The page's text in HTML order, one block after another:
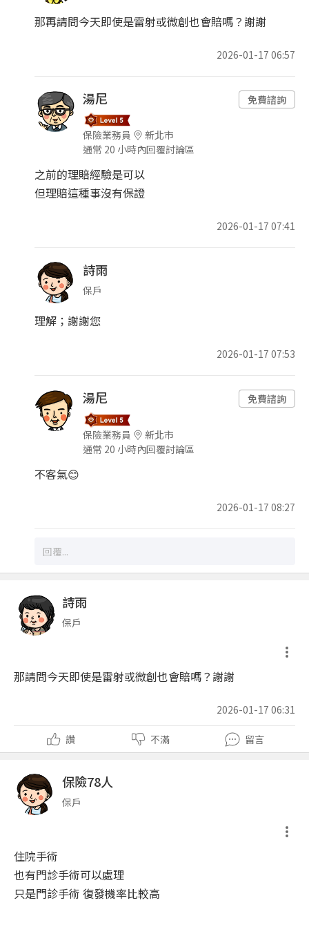
那再請問今天即使是雷射或微創也會賠嗎？謝謝
2026-01-17 06:57
湯尼
保險業務員
新北市
通常 20 小時內回覆討論區
免費諮詢
之前的理賠經驗是可以
但理賠這種事沒有保證
2026-01-17 07:41
詩雨
保戶
理解；謝謝您
2026-01-17 07:53
湯尼
保險業務員
新北市
通常 20 小時內回覆討論區
免費諮詢
不客氣😊
2026-01-17 08:27
詩雨
保戶
那請問今天即使是雷射或微創也會賠嗎？謝謝
2026-01-17 06:31
讚 不滿 留言
保險78人
保戶
住院手術
也有門診手術可以處理
只是門診手術 復發機率比較高